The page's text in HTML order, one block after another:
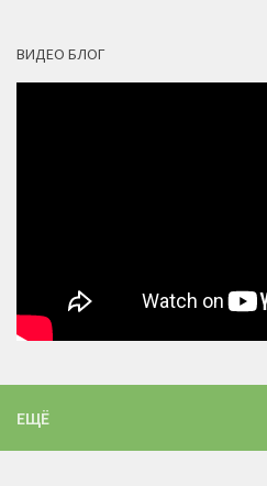
ВИДЕО БЛОГ
ЕЩЁ